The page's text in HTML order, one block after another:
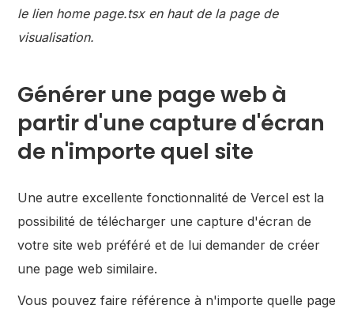
le lien home page.tsx en haut de la page de
visualisation.
Générer une page web à
partir d'une capture d'écran
de n'importe quel site
Une autre excellente fonctionnalité de Vercel est la
possibilité de télécharger une capture d'écran de
votre site web préféré et de lui demander de créer
une page web similaire.
Vous pouvez faire référence à n'importe quelle page